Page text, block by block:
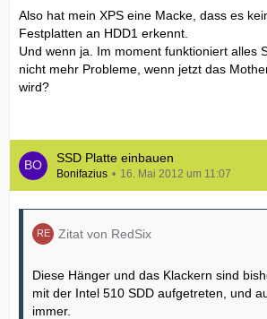
Also hat mein XPS eine Macke, dass es
Festplatten an HDD1 erkennt.
Und wenn ja. Im moment funktioniert alles
nicht mehr Probleme, wenn jetzt das
wird?
SSD Platte einbauen
Bonifazius 16. Mai 2012 um 11:07
Zitat von RedSix
Diese Hänger und das Klackern sind
mit der Intel 510 SDD aufgetreten, und
immer.